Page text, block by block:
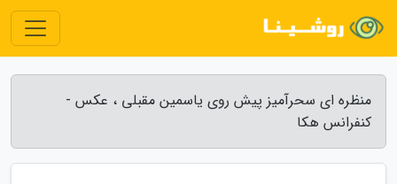
منظره ای سحرآمیز پیش روی یاسمین مقبلی ، عکس -
کنفرانس هکا